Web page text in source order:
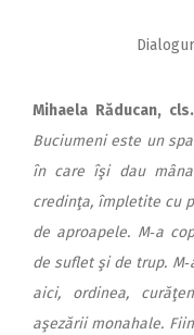
Mihaela Răducan, cls.
Buciumeni este un
în care îşi dau
credinţa, împletite cu
de aproapele. M‑a
de suflet şi de trup.
aici, ordinea,
aşezării monahale.